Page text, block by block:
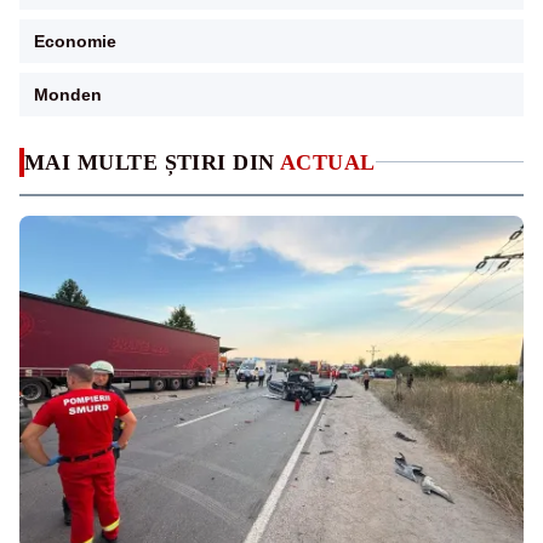
MAI MULTE ȘTIRI DIN ACTUAL
Economie
Monden